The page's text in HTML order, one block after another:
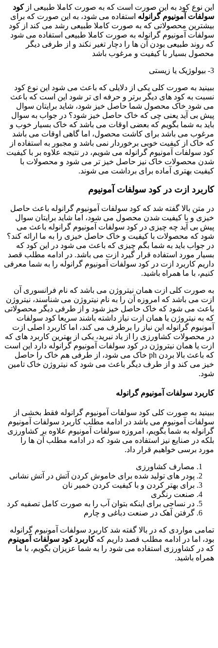
این نوع کود به این صورت است که به صورت کاملا طبیعی ازکود
سولفات آمونیوم گرانوله استفاده می شود، به این صورت که برای
بیشترین محصولاتی که به صورت کاملا طبیعی رشد می کند از کود
سولفات آمونیوم گرانوله به صورت کاملا طبیعی استفاده می شود
که روند طبیعی بودن آن ها را دچار تغیر نکند و از طرفی دیگر
محصول بسیار با کیفیت و مرغوب باشد
3- بیولوژیک یا زیستی
ببینید به صورت کلی یکی از دلایلی که باعث می شود این نوع کود
نسبت به کود های دیگر برتر و حرفه ای تر شود این است که باعث
می شود خاک محصول شما حاصل خیز شود، شاید برایتان سوال
پیش بی آید یعنی چی که خاک حاصل خیز شود؟ در جواب به سوال
باید به شما بگویم که بعضی اوقات می باشد که خاک بسیار خوب و
مرغوب می باشد برای کاشت محصول، اما گاهی اوقات می باشد
که خاک از کیفیت خوبی برخوردار نمی باشد و مجبور به استفاده از
کود سولفات آمونیوم گرانوله می شویم، در نتیجه علاوه بر با کیفیت
شدن محصولات خاک نیز حاصل خیز تر می شود و محصولات با
کیفیت بهتری آماده برای برداشت می شوند.
کاربرد ازت در کود سولفات آمونیوم
در متن بالا گفته شد که کود سولفات آمونیوم گرانوله باعث حاصل
خیزی و با کیفیت شدن محصول می شود، اما شاید برایتان سوال
پیش بی آید چه چیزی در کود سولفات آمونیوم گرانوله باعث می
شود که محصولات با کیفیت و خاک حاصل خیزی را به ما ارائه کند؟
در جواب باید به شما بگم چیزی که باعث می شود در این کود که
بسیار مورد استفاده قرار گیرد ازت می باشد. در ادامه مطلب قصد
داریم کاربرد ازت در کود سولفات آمونیوم گرانوله را به شما معرفی
کنیم، با ما همراه باشید.
به صورت کلی ازت همان نیتروژن می باشد که نام فرانسوری آن
ازت می باشد که امروزه آن را به نام نیتروژن می شناسند، نیتروژن
باعث می شود که خاک حاصل خیز شود و از طرفی دیگر محصولاتی
که به نیتروژن یا همان ازت نیاز داشته باشند سریعا کود سولفات
آمونیوم گرانوله این نیاز را برطرف می کند، اما کاربرد اصلی ازت
در محصولات کشاورزی را از یاد نبرید، یکی از بهترین کاربرد های که
ازت یا همان نیتروژن در کود سولفات آمونیوم گرانوله دارد این است
که باعث بالا بردن ph خاک می شود، از طرفی هم خاک را حاصل
خیز می کند و از طرف دیگر باعث می شود که نیتروژن خاک تامین
شود.
کاربرد سولفات آمونیوم گرانوله
ببینید به صورت کلی کود سولفات آمونیوم گرانوله فقط بخشی از
سولفات آمونیوم می باشد در ادامه مطلب کاربرد سولفات آمونیوم
گرانوله به شما بگویم، امروزه سولفات آمونیوم علاوه بر کشاورزی
بلکه در صنایع نیز استفاده می شود که در ادامه مطلب آن ها را
مورد برسی خواهیم قرار داد.
مصارف کشاورزی
پودر های تولید شده برای خاموش کردن آتش در آتش نشانی
برای بهتر کردن و با کیفیت کردن خمیر نان
صنعت رنگری
در نساجی برای اینکه بتوان آب را به صورت کامل تصفیه کرد
گرفتن آهک در صنعت دباغی و چارم
تمامی مواردی که در بالا گفته شد کاربرد سولفات آمونیوم گرانوله
بود، اما در ادامه مطلب قصد داریم کهکاربرد کود سولفات آموینوم
که در کشاورزی استفاده می شود را به شما عزیزان بگویم، با ما
همراه باشید.